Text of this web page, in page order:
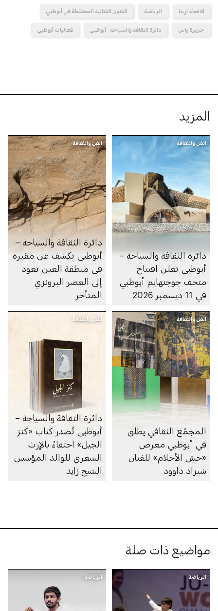
الاتحاد ارينا الرياضة الفنون القتالية المختلطة في أبوظبي
جزيرة ياس دائرة الثقافة والسياحة - أبوظبي فعاليات أبوظبي
المزيد
الفن والثقافة
دائرة الثقافة والسياحة –
أبوظبي تعلن افتتاح
متحف جوجنهايم أبوظبي
في 11 ديسمبر 2026
الفن والثقافة
دائرة الثقافة والسياحة –
أبوظبي تكشف عن مقبرة
في منطقة العين تعود
إلى العصر البرونزي
المتأخر
الفن والثقافة
المجمّع الثقافي يطلق
في أبوظبي معرض
«حسّ الأحلام» للفنان
شيزاد داوود
الفن والثقافة
دائرة الثقافة والسياحة –
أبوظبي تُصدر كتاب «كنز
الجيل» احتفاءً بالإرث
الشعري للوالد المؤسس
الشيخ زايد
مواضيع ذات صلة
الرياضة الرياضة